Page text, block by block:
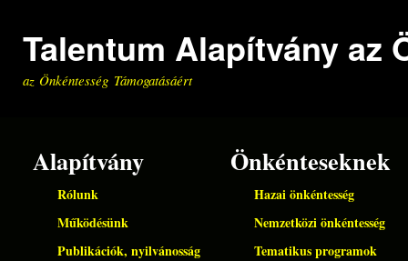
Talentum Alapítvány az
az Önkéntesség Támogatásáért
Alapítvány
Rólunk
Működésünk
Publikációk, nyilvánosság
Önkénteseknek
Hazai önkéntesség
Nemzetközi önkéntesség
Tematikus programok